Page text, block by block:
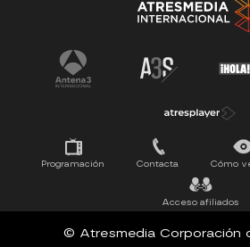
Tu cara me suena
Programación Contacta Cómo
Acceso afiliados
© Atresmedia Corporación